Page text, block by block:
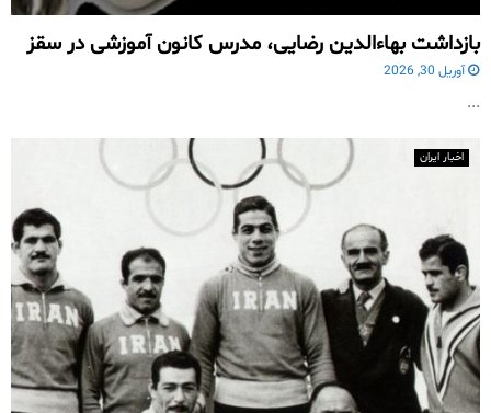
بازداشت بهاءالدین رضایی، مدرس کانون آموزشی در سقز
آوریل 30, 2026
...
اخبار ایران